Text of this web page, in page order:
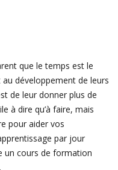
que le temps est le
développement de leurs
de leur donner plus de
à dire qu’à faire, mais
pour aider vos
par jour
un cours de formation